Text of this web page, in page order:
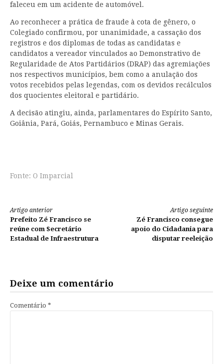
faleceu em um acidente de automóvel.
Ao reconhecer a prática de fraude à cota de gênero, o
Colegiado confirmou, por unanimidade, a cassação dos
registros e dos diplomas de todas as candidatas e
candidatos a vereador vinculados ao Demonstrativo de
Regularidade de Atos Partidários (DRAP) das agremiações
nos respectivos municípios, bem como a anulação dos
votos recebidos pelas legendas, com os devidos recálculos
dos quocientes eleitoral e partidário.
A decisão atingiu, ainda, parlamentares do Espírito Santo,
Goiânia, Pará, Goiás, Pernambuco e Minas Gerais.
Fonte: O Imparcial
Continue
lendo
Artigo anterior
Prefeito Zé Francisco se
reúne com Secretário
Estadual de Infraestrutura
Artigo seguinte
Zé Francisco consegue
apoio do Cidadania para
disputar reeleição
Deixe um comentário
Comentário *